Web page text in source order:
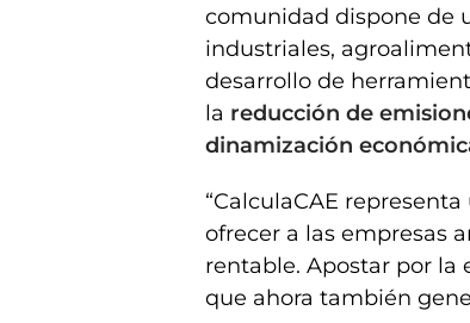
comunidad dispone de
industriales,
desarrollo de
la reducción de
dinamización
“CalculaCAE
ofrecer a las empresas
rentable. Apostar por la
que ahora también